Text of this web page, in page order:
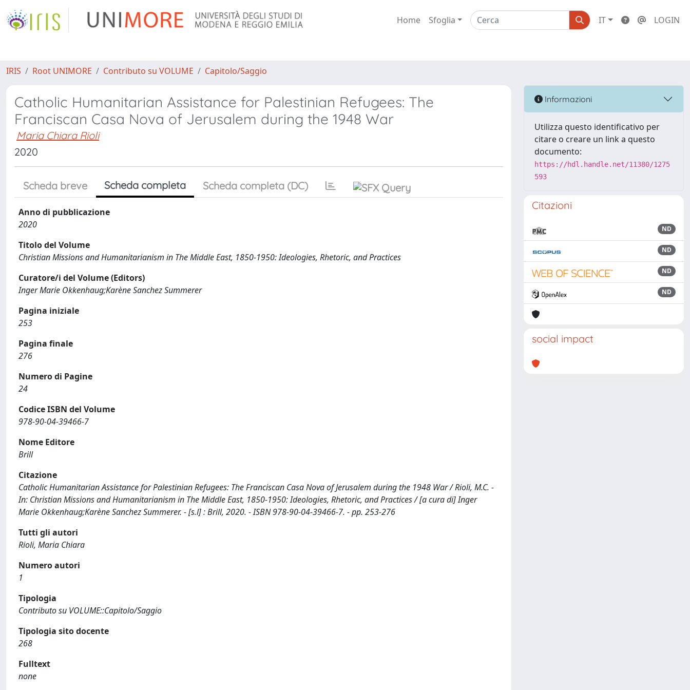
Home Sfoglia IT LOGIN
IRIS Root UNIMORE Contributo su VOLUME Capitolo/Saggio
Catholic Humanitarian Assistance for Palestinian Refugees: The
Franciscan Casa Nova of Jerusalem during the 1948 War
Maria Chiara Rioli
2020
Scheda breve Scheda completa Scheda completa (DC)
Anno di pubblicazione
2020
Titolo del Volume
Christian Missions and Humanitarianism in The Middle East, 1850-1950: Ideologies, Rhetoric, and Practices
Curatore/i del Volume (Editors)
Inger Marie Okkenhaug;Karène Sanchez Summerer
Pagina iniziale
253
Pagina finale
276
Numero di Pagine
24
Codice ISBN del Volume
978-90-04-39466-7
Nome Editore
Brill
Citazione
Catholic Humanitarian Assistance for Palestinian Refugees: The Franciscan Casa Nova of Jerusalem during the 1948 War / Rioli, M.C. -
In: Christian Missions and Humanitarianism in The Middle East, 1850-1950: Ideologies, Rhetoric, and Practices / [a cura di] Inger
Marie Okkenhaug;Karène Sanchez Summerer. - [s.l] : Brill, 2020. - ISBN 978-90-04-39466-7. - pp. 253-276
Tutti gli autori
Rioli, Maria Chiara
Numero autori
1
Tipologia
Contributo su VOLUME::Capitolo/Saggio
Tipologia sito docente
268
Fulltext
none
Informazioni
Utilizza questo identificativo per
citare o creare un link a questo
documento:
https://hdl.handle.net/11380/1275
593
Citazioni
ND
ND
ND
ND
social impact